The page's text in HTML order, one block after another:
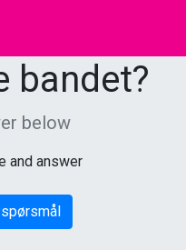
bandet?
below
and answer